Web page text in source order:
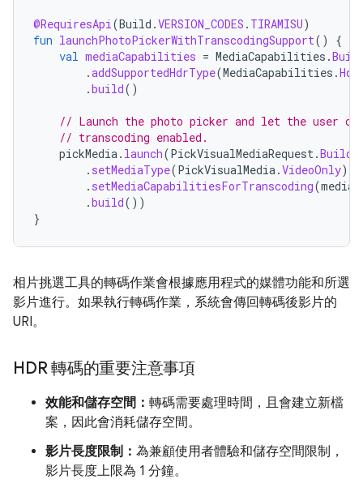
@RequiresApi(Build .VERSION_CODES . TIRAMISU)
fun launchPhotoPickerWithTranscodingSupport()
{
val mediaCapabilities = MediaCapabilities .
.addSupportedHdrType(MediaCapabilities .
.build()
// Launch the photo picker and let the user
// transcoding enabled.
pickMedia. launch(PickVisualMediaRequest.
. setMediaType(PickVisualMedia.VideoOnly)
. setMediaCapabilitiesForTranscoding(
.build())
}
相片挑選工具的轉碼作業會根據應用程式的媒體功能和所選
影片進行。如果執行轉碼作業，系統會傳回轉碼後影片的
URI。
HDR 轉碼的重要注意事項
效能和儲存空間： 轉碼需要處理時間，且會建立新檔
案，因此會消耗儲存空間。
影片長度限制： 為兼顧使用者體驗和儲存空間限制，
影片長度上限為 1 分鐘。